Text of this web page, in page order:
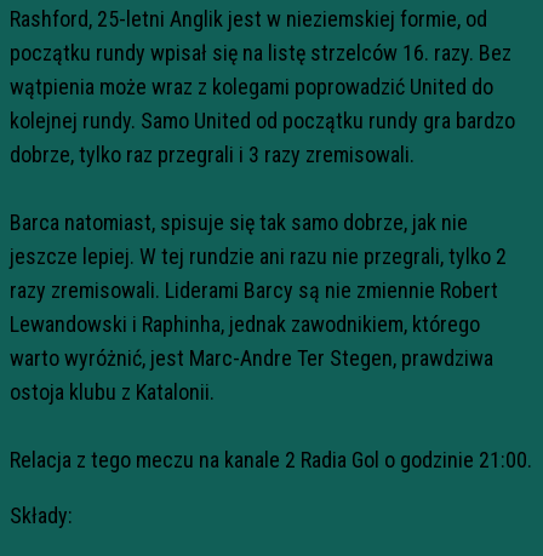
Rashford, 25-letni Anglik jest w nieziemskiej formie, od
początku rundy wpisał się na listę strzelców 16. razy. Bez
wątpienia może wraz z kolegami poprowadzić United do
kolejnej rundy. Samo United od początku rundy gra bardzo
dobrze, tylko raz przegrali i 3 razy zremisowali.
Barca natomiast, spisuje się tak samo dobrze, jak nie
jeszcze lepiej. W tej rundzie ani razu nie przegrali, tylko 2
razy zremisowali. Liderami Barcy są nie zmiennie Robert
Lewandowski i Raphinha, jednak zawodnikiem, którego
warto wyróżnić, jest Marc-Andre Ter Stegen, prawdziwa
ostoja klubu z Katalonii.
Relacja z tego meczu na kanale 2 Radia Gol o godzinie 21:00.
Składy: